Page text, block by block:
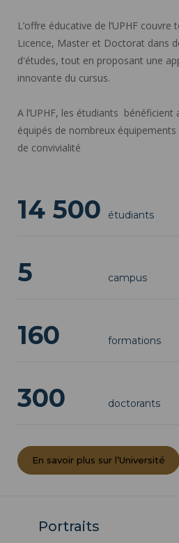
L’offre éducative de l’UPHF couvre
Licence, Master et Doctorat dans
d'études, tout en proposant une
innovante du cursus.
A l’UPHF, les étudiants bénéficient
équipés de nombreux
de convivialité
14 500 étudiants
5 campus
160 formations
300 doctorants
En savoir plus sur l’Université
Portraits